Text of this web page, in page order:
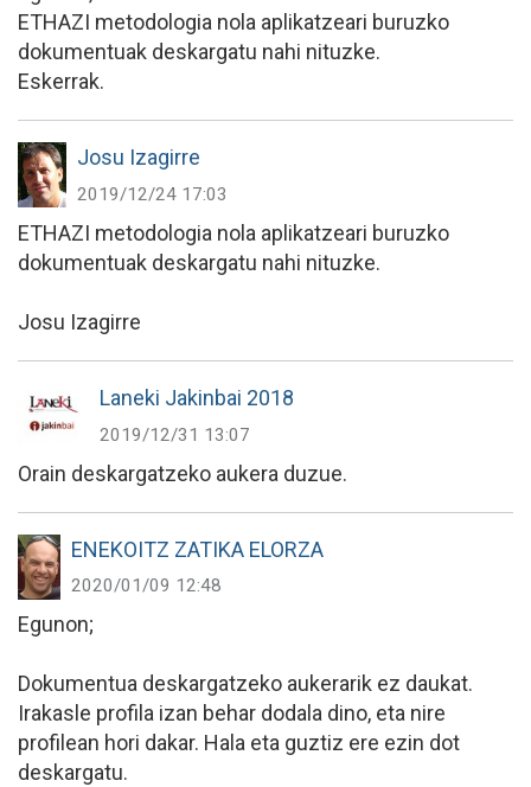
ETHAZI metodologia nola aplikatzeari buruzko
dokumentuak deskargatu nahi nituzke.
Eskerrak.
Josu Izagirre
2019/12/24 17:03
ETHAZI metodologia nola aplikatzeari buruzko
dokumentuak deskargatu nahi nituzke.
Josu Izagirre
Laneki Jakinbai 2018
2019/12/31 13:07
Orain deskargatzeko aukera duzue.
ENEKOITZ ZATIKA ELORZA
2020/01/09 12:48
Egunon;
Dokumentua deskargatzeko aukerarik ez daukat.
Irakasle profila izan behar dodala dino, eta nire
profilean hori dakar. Hala eta guztiz ere ezin dot
deskargatu.